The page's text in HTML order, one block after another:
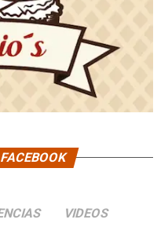
VIDEOS